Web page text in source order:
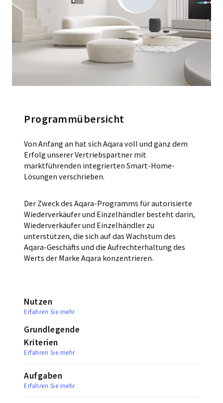
Programmübersicht
Von Anfang an hat sich Aqara voll und ganz dem
Erfolg unserer Vertriebspartner mit
marktführenden integrierten Smart-Home-
Lösungen verschrieben.
Der Zweck des Aqara-Programms für autorisierte
Wiederverkäufer und Einzelhändler besteht darin,
Wiederverkäufer und Einzelhändler zu
unterstützen, die sich auf das Wachstum des
Aqara-Geschäfts und die Aufrechterhaltung des
Werts der Marke Aqara konzentrieren.
Nutzen
Erfahren Sie mehr
Grundlegende
Kriterien
Erfahren Sie mehr
Aufgaben
Erfahren Sie mehr